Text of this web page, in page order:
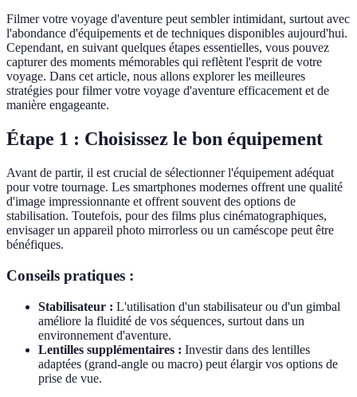
Filmer votre voyage d'aventure peut sembler intimidant, surtout avec
l'abondance d'équipements et de techniques disponibles aujourd'hui.
Cependant, en suivant quelques étapes essentielles, vous pouvez
capturer des moments mémorables qui reflètent l'esprit de votre
voyage. Dans cet article, nous allons explorer les meilleures
stratégies pour filmer votre voyage d'aventure efficacement et de
manière engageante.
Étape 1 : Choisissez le bon équipement
Avant de partir, il est crucial de sélectionner l'équipement adéquat
pour votre tournage. Les smartphones modernes offrent une qualité
d'image impressionnante et offrent souvent des options de
stabilisation. Toutefois, pour des films plus cinématographiques,
envisager un appareil photo mirrorless ou un caméscope peut être
bénéfiques.
Conseils pratiques :
Stabilisateur : L'utilisation d'un stabilisateur ou d'un gimbal
améliore la fluidité de vos séquences, surtout dans un
environnement d'aventure.
Lentilles supplémentaires : Investir dans des lentilles
adaptées (grand-angle ou macro) peut élargir vos options de
prise de vue.